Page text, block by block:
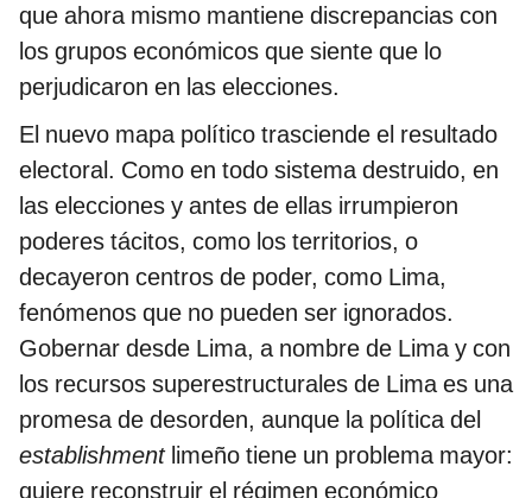
que ahora mismo mantiene discrepancias con
los grupos económicos que siente que lo
perjudicaron en las elecciones.
El nuevo mapa político trasciende el resultado
electoral. Como en todo sistema destruido, en
las elecciones y antes de ellas irrumpieron
poderes tácitos, como los territorios, o
decayeron centros de poder, como Lima,
fenómenos que no pueden ser ignorados.
Gobernar desde Lima, a nombre de Lima y con
los recursos superestructurales de Lima es una
promesa de desorden, aunque la política del
establishmentlimeño tiene un problema mayor:
quiere reconstruir el régimen económico